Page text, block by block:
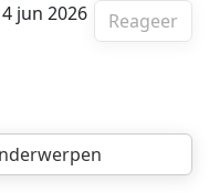
Reageer
jun 2026